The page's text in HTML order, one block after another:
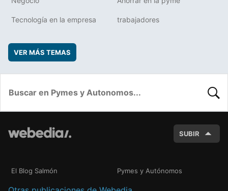
Tecnología en la empresa trabajadores
VER MÁS TEMAS
SUBIR
El Blog Salmón Pymes y Autónomos